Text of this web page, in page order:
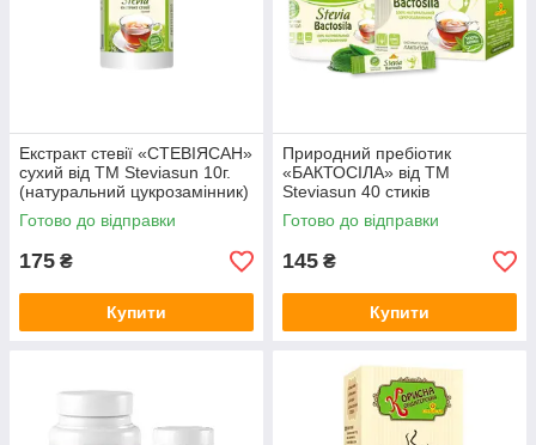
Екстракт стевії «СТЕВІЯСАН»
сухий від ТМ Steviasun 10г.
(натуральний цукрозамінник)
Готово до відправки
175 ₴
Купити
Природний пребіотик
«БАКТОСІЛА» від ТМ
Steviasun 40 стиків
(натуральний цукрозамінник)
Готово до відправки
145 ₴
Купити